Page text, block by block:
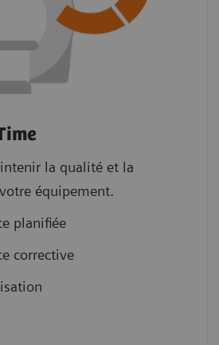
la qualité et la
équipement.
planifiée
corrective